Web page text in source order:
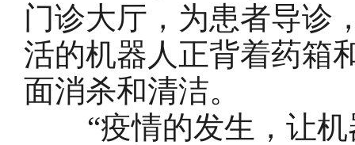
门诊大厅，为患者导诊
活的机器人正背着药箱
面消杀和清洁。
“疫情的发生，让机